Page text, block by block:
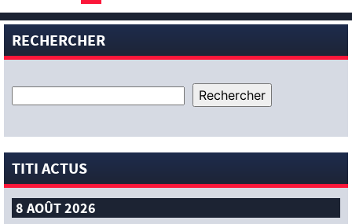
RECHERCHER
TITI ACTUS
8 AOÛT 2026